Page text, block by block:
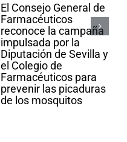
El Consejo General de
Farmacéuticos
reconoce la campaña
impulsada por la
Diputación de Sevilla y
el Colegio de
Farmacéuticos para
prevenir las picaduras
de los mosquitos